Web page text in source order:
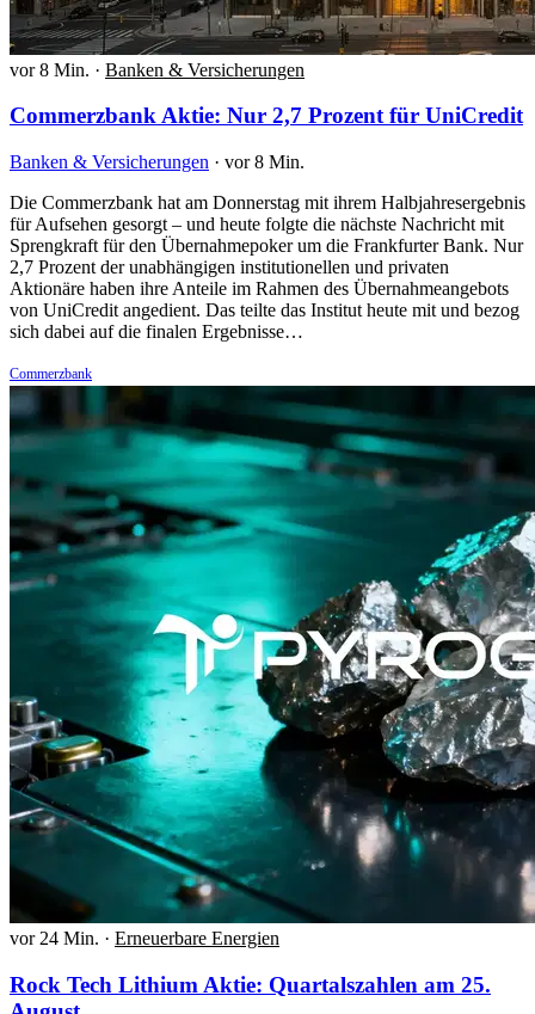
vor 8 Min. · Banken & Versicherungen
Commerzbank Aktie: Nur 2,7 Prozent für UniCredit
Banken & Versicherungen · vor 8 Min.
Die Commerzbank hat am Donnerstag mit ihrem Halbjahresergebnis
für Aufsehen gesorgt – und heute folgte die nächste Nachricht mit
Sprengkraft für den Übernahmepoker um die Frankfurter Bank. Nur
2,7 Prozent der unabhängigen institutionellen und privaten
Aktionäre haben ihre Anteile im Rahmen des Übernahmeangebots
von UniCredit angedient. Das teilte das Institut heute mit und bezog
sich dabei auf die finalen Ergebnisse…
Commerzbank
vor 24 Min. · Erneuerbare Energien
Rock Tech Lithium Aktie: Quartalszahlen am 25.